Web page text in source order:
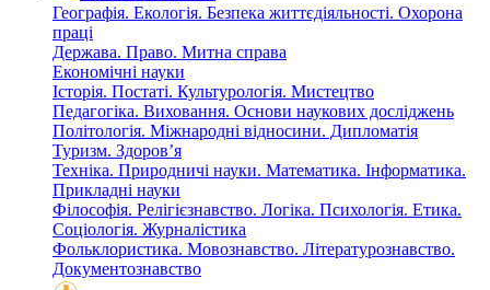
Географія. Екологія. Безпека життєдіяльності. Охорона
праці
Держава. Право. Митна справа
Економічні науки
Історія. Постаті. Культурологія. Мистецтво
Педагогіка. Виховання. Основи наукових досліджень
Політологія. Міжнародні відносини. Дипломатія
Туризм. Здоров’я
Техніка. Природничі науки. Математика. Інформатика.
Прикладні науки
Філософія. Релігієзнавство. Логіка. Психологія. Етика.
Соціологія. Журналістика
Фольклористика. Мовознавство. Літературознавство.
Документознавство